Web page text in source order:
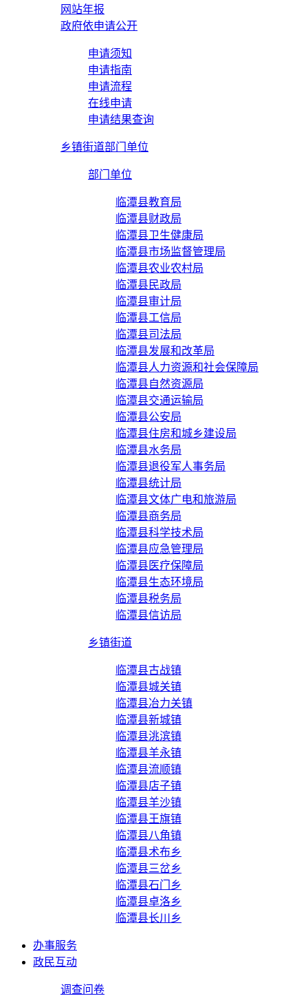
网站年报
政府依申请公开
申请须知
申请指南
申请流程
在线申请
申请结果查询
乡镇街道部门单位
部门单位
临潭县教育局
临潭县财政局
临潭县卫生健康局
临潭县市场监督管理局
临潭县农业农村局
临潭县民政局
临潭县审计局
临潭县工信局
临潭县司法局
临潭县发展和改革局
临潭县人力资源和社会保障局
临潭县自然资源局
临潭县交通运输局
临潭县公安局
临潭县住房和城乡建设局
临潭县水务局
临潭县退役军人事务局
临潭县统计局
临潭县文体广电和旅游局
临潭县商务局
临潭县科学技术局
临潭县应急管理局
临潭县医疗保障局
临潭县生态环境局
临潭县税务局
临潭县信访局
乡镇街道
临潭县古战镇
临潭县城关镇
临潭县冶力关镇
临潭县新城镇
临潭县洮滨镇
临潭县羊永镇
临潭县流顺镇
临潭县店子镇
临潭县羊沙镇
临潭县王旗镇
临潭县八角镇
临潭县术布乡
临潭县三岔乡
临潭县石门乡
临潭县卓洛乡
临潭县长川乡
办事服务
政民互动
调查问卷